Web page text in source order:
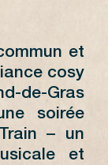
et
cosy
de-Gras
soirée
– un
et